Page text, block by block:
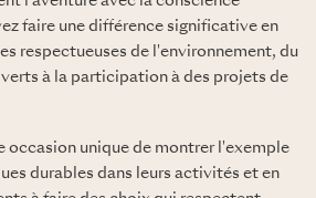
faire une différence significative en
respectueuses de l'environnement, du
à la participation à des projets de
occasion unique de montrer l'exemple
durables dans leurs activités et en